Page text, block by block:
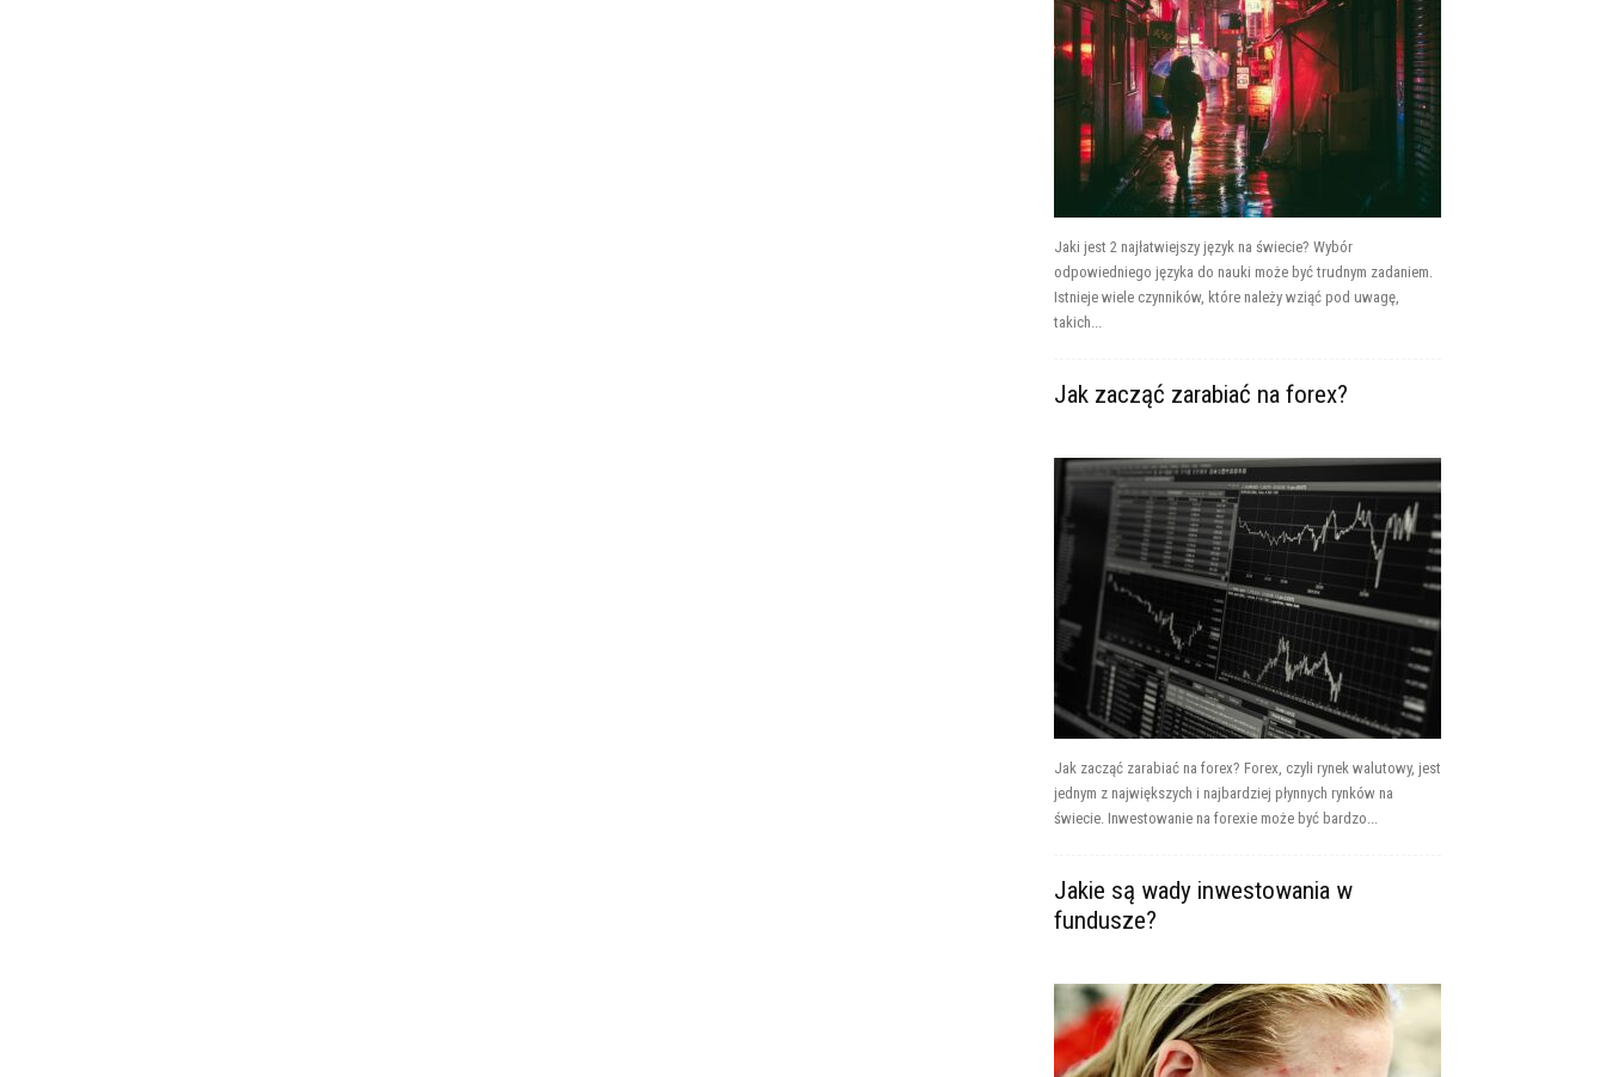
Jaki jest 2 najłatwiejszy język na świecie? Wybór
odpowiedniego języka do nauki może być trudnym zadaniem.
Istnieje wiele czynników, które należy wziąć pod uwagę,
takich...
Jak zacząć zarabiać na forex?
Jak zacząć zarabiać na forex? Forex, czyli rynek walutowy, jest
jednym z największych i najbardziej płynnych rynków na
świecie. Inwestowanie na forexie może być bardzo...
Jakie są wady inwestowania w
fundusze?